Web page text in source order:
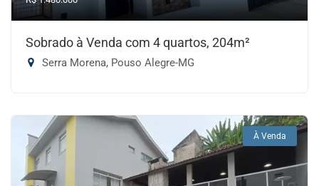
Sobrado à Venda com 4 quartos, 204m²
Serra Morena, Pouso Alegre-MG
À Venda